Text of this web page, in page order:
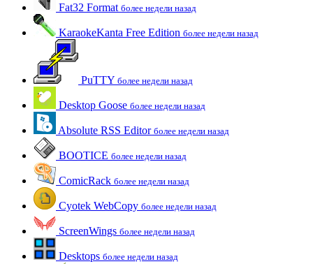
Fat32 Format более недели назад
KaraokeKanta Free Edition более недели назад
PuTTY более недели назад
Desktop Goose более недели назад
Absolute RSS Editor более недели назад
BOOTICE более недели назад
ComicRack более недели назад
Cyotek WebCopy более недели назад
ScreenWings более недели назад
Desktops более недели назад